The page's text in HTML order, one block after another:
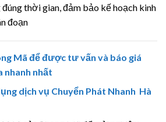
thời gian, đảm bảo kế hoạch kinh
đoạn
Mã để được tư vấn và báo giá
nhanh nhất
dịch vụ Chuyển Phát Nhanh Hà